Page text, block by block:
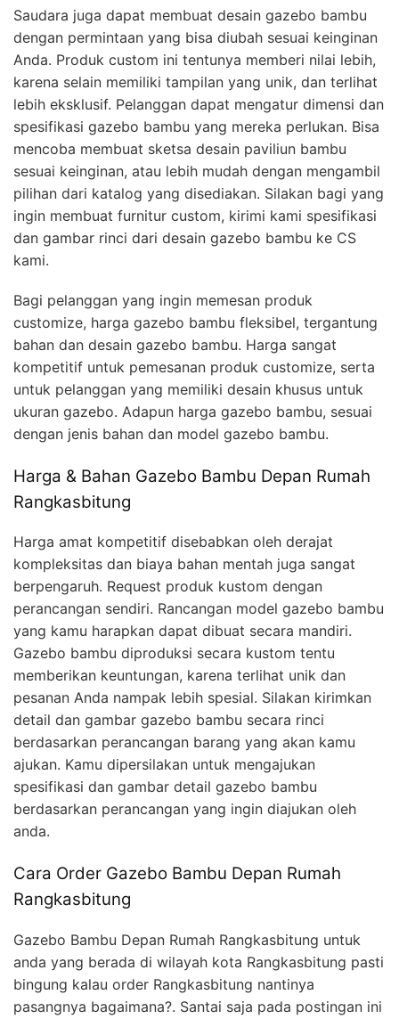
Saudara juga dapat membuat desain gazebo bambu
dengan permintaan yang bisa diubah sesuai keinginan
Anda. Produk custom ini tentunya memberi nilai lebih,
karena selain memiliki tampilan yang unik, dan terlihat
lebih eksklusif. Pelanggan dapat mengatur dimensi dan
spesifikasi gazebo bambu yang mereka perlukan. Bisa
mencoba membuat sketsa desain paviliun bambu
sesuai keinginan, atau lebih mudah dengan mengambil
pilihan dari katalog yang disediakan. Silakan bagi yang
ingin membuat furnitur custom, kirimi kami spesifikasi
dan gambar rinci dari desain gazebo bambu ke CS
kami.
Bagi pelanggan yang ingin memesan produk
customize, harga gazebo bambu fleksibel, tergantung
bahan dan desain gazebo bambu. Harga sangat
kompetitif untuk pemesanan produk customize, serta
untuk pelanggan yang memiliki desain khusus untuk
ukuran gazebo. Adapun harga gazebo bambu, sesuai
dengan jenis bahan dan model gazebo bambu.
Harga & Bahan Gazebo Bambu Depan Rumah
Rangkasbitung
Harga amat kompetitif disebabkan oleh derajat
kompleksitas dan biaya bahan mentah juga sangat
berpengaruh. Request produk kustom dengan
perancangan sendiri. Rancangan model gazebo bambu
yang kamu harapkan dapat dibuat secara mandiri.
Gazebo bambu diproduksi secara kustom tentu
memberikan keuntungan, karena terlihat unik dan
pesanan Anda nampak lebih spesial. Silakan kirimkan
detail dan gambar gazebo bambu secara rinci
berdasarkan perancangan barang yang akan kamu
ajukan. Kamu dipersilakan untuk mengajukan
spesifikasi dan gambar detail gazebo bambu
berdasarkan perancangan yang ingin diajukan oleh
anda.
Cara Order Gazebo Bambu Depan Rumah
Rangkasbitung
Gazebo Bambu Depan Rumah Rangkasbitung untuk
anda yang berada di wilayah kota Rangkasbitung pasti
bingung kalau order Rangkasbitung nantinya
pasangnya bagaimana?. Santai saja pada postingan ini